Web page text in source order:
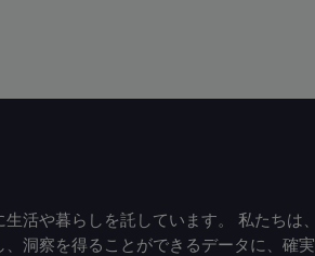
活や暮らしを託しています。 私たちは、
洞察を得ることができるデータに、確実